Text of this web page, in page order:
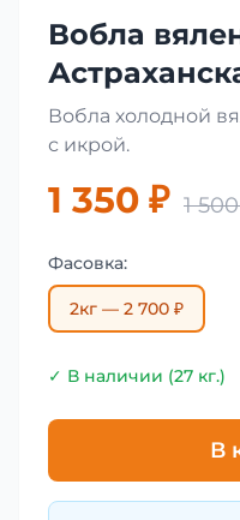
Вобла
Вобла холодной
с икрой.
1 350 ₽ 1
Фасовка:
2кг — 2 700 ₽
✓ В наличии (27 кг.)
В